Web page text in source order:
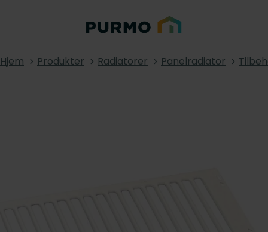
Hjem Produkter Radiatorer Panelradiator